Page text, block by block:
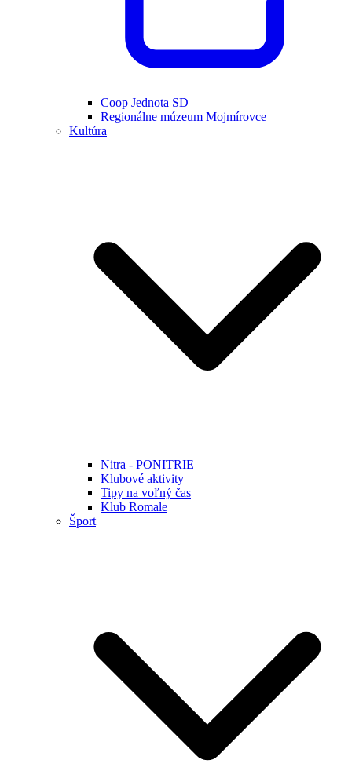
Coop Jednota SD
Regionálne múzeum Mojmírovce
Kultúra
Nitra - PONITRIE
Klubové aktivity
Tipy na voľný čas
Klub Romale
Šport